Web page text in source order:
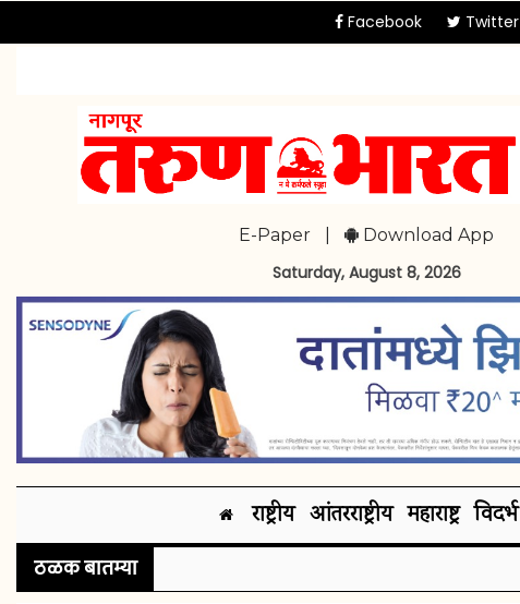
Facebook Twitter
E-Paper Download App
Saturday, August 8, 2026
राष्ट्रीय आंतरराष्ट्रीय महाराष्ट्र विदर्भ
ठळक बातम्या